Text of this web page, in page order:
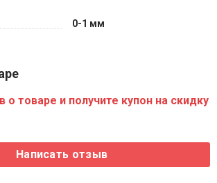
0-1 мм
товаре и получите купон на скидку